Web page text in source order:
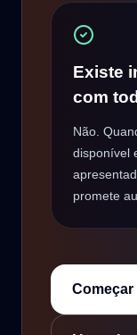
Existe
com
Não.
disponível
promete